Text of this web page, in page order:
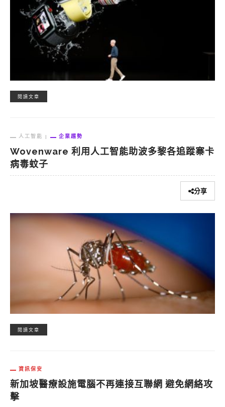
閱讀文章
人工智能 企業趨勢
Wovenware 利用人工智能助波多黎各追蹤寨卡
病毒蚊子
分享
閱讀文章
資訊保安
新加坡醫療設施電腦不再連接互聯網 避免網絡攻
擊